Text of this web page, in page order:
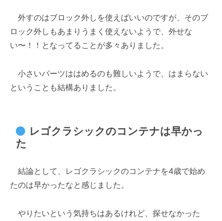
外すのはブロック外しを使えばいいのですが、そのブ
ロック外しもあまりうまく使えないようで、外せな
い〜！！となってることが多々ありました。
小さいパーツははめるのも難しいようで、はまらない
ということも結構ありました。
レゴクラシックのコンテナは早かっ
た
結論として、レゴクラシックのコンテナを4歳で始め
たのは早かったなと感じました。
やりたいという気持ちはあるけれど、探せなかった